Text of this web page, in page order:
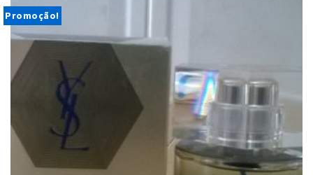
Promoção!